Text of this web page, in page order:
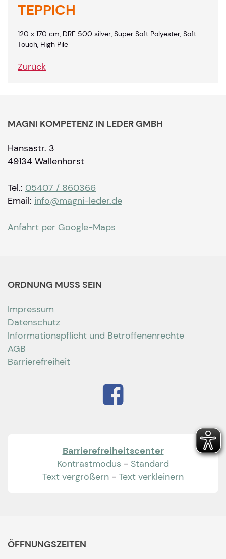
TEPPICH
120 x 170 cm, DRE 500 silver, Super Soft Polyester, Soft
Touch, High Pile
Zurück
MAGNI KOMPETENZ IN LEDER GMBH
Hansastr. 3
49134 Wallenhorst
Tel.: 05407 / 860366
Email: info@magni-leder.de
Anfahrt per Google-Maps
ORDNUNG MUSS SEIN
Impressum
Datenschutz
Informationspflicht und Betroffenenrechte
AGB
Barrierefreiheit
Barrierefreiheitscenter
Kontrastmodus - Standard
Text vergrößern - Text verkleinern
ÖFFNUNGSZEITEN